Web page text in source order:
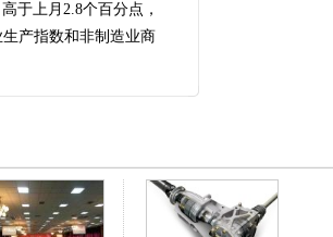
于上月2.8个百分点，
产指数和非制造业商